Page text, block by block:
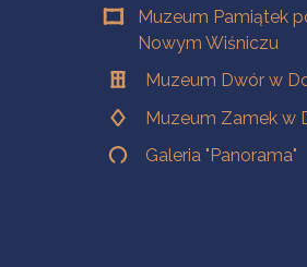
Muzeum Pamiątek
Nowym Wiśniczu
Muzeum Dwór w
Muzeum Zamek w
Galeria "Panorama"